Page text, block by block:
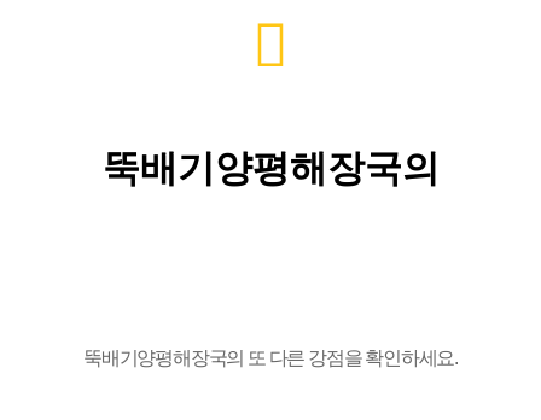
뚝배기양평해장국의
뚝배기양평해장국의 또 다른 강점을 확인하세요.